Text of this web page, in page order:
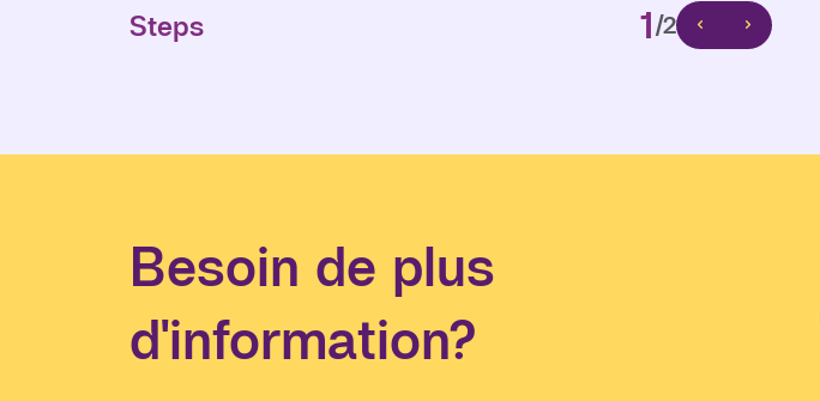
Steps 1/2
Besoin de plus
d'information?